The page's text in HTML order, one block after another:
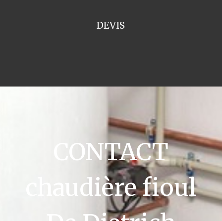
DEVIS
CONTACT
chaudière fioul